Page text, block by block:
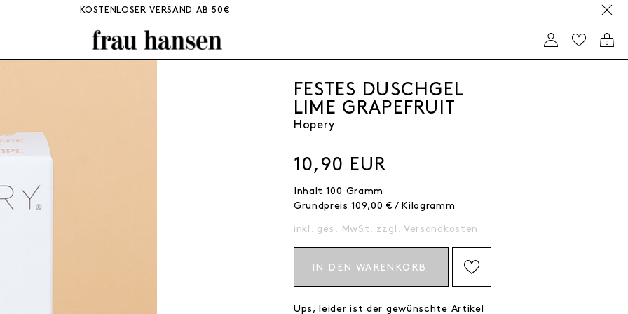
KOSTENLOSER VERSAND AB 50€
0
FESTES DUSCHGEL
LIME GRAPEFRUIT
Hopery
10,90 EUR
Inhalt 100 Gramm
Grundpreis 109,00 € / Kilogramm
inkl. ges. MwSt. zzgl. Versandkosten
IN DEN WARENKORB
Ups, leider ist der gewünschte Artikel